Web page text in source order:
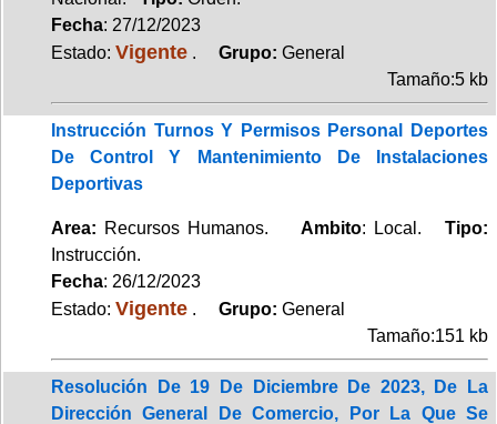
Fecha: 27/12/2023
Estado: Vigente . Grupo: General
Tamaño:5 kb
Instrucción Turnos Y Permisos Personal Deportes
De Control Y Mantenimiento De Instalaciones
Deportivas
Area: Recursos Humanos. Ambito: Local.Tipo:
Instrucción.
Fecha: 26/12/2023
Estado: Vigente . Grupo: General
Tamaño:151 kb
Resolución De 19 De Diciembre De 2023, De La
Dirección General De Comercio, Por La Que Se